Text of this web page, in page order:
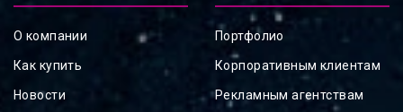
О компании
Как купить
Новости
Портфолио
Корпоративным клиентам
Рекламным агентствам